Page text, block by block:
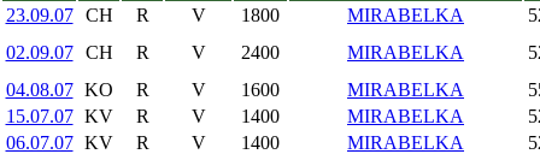
23.09.07
CH R V 1800 MIRABELKA
02.09.07
CH R V 2400 MIRABELKA
04.08.07 KO R V 1600 MIRABELKA
15.07.07 KV R V 1400 MIRABELKA
06.07.07 KV R V 1400 MIRABELKA